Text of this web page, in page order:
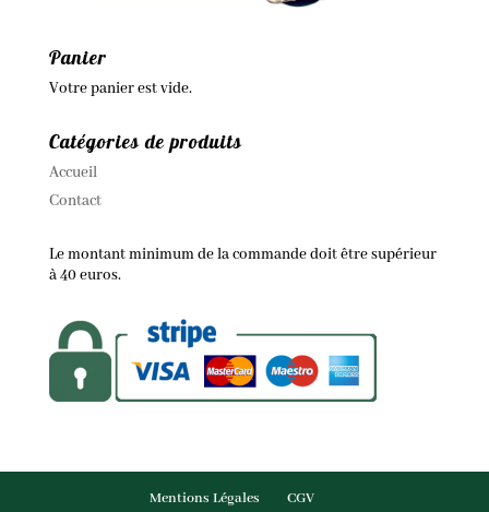
Panier
Votre panier est vide.
Catégories de produits
Accueil
Contact
Le montant minimum de la commande doit être supérieur
à 40 euros.
Mentions Légales CGV